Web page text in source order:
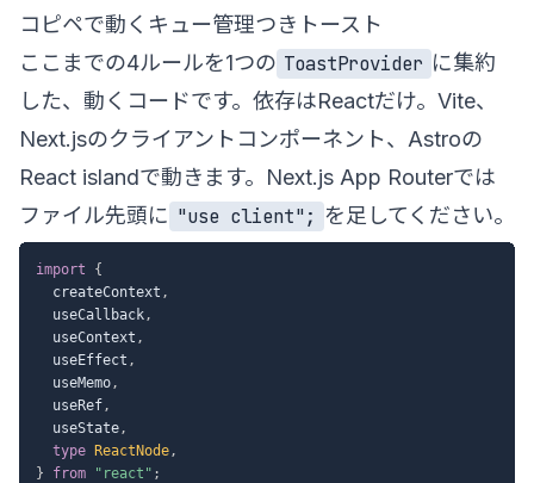
コピペで動くキュー管理つきトースト
ここまでの4ルールを1つの ToastProvider に集約
した、動くコードです。依存はReactだけ。Vite、
Next.jsのクライアントコンポーネント、Astroの
React islandで動きます。Next.js App Routerでは
ファイル先頭に "use client"; を足してください。
import
{
  createContext
,
  useCallback
,
  useContext
,
  useEffect
,
  useMemo
,
  useRef
,
  useState
,
type
ReactNode,
}
from "react" ;